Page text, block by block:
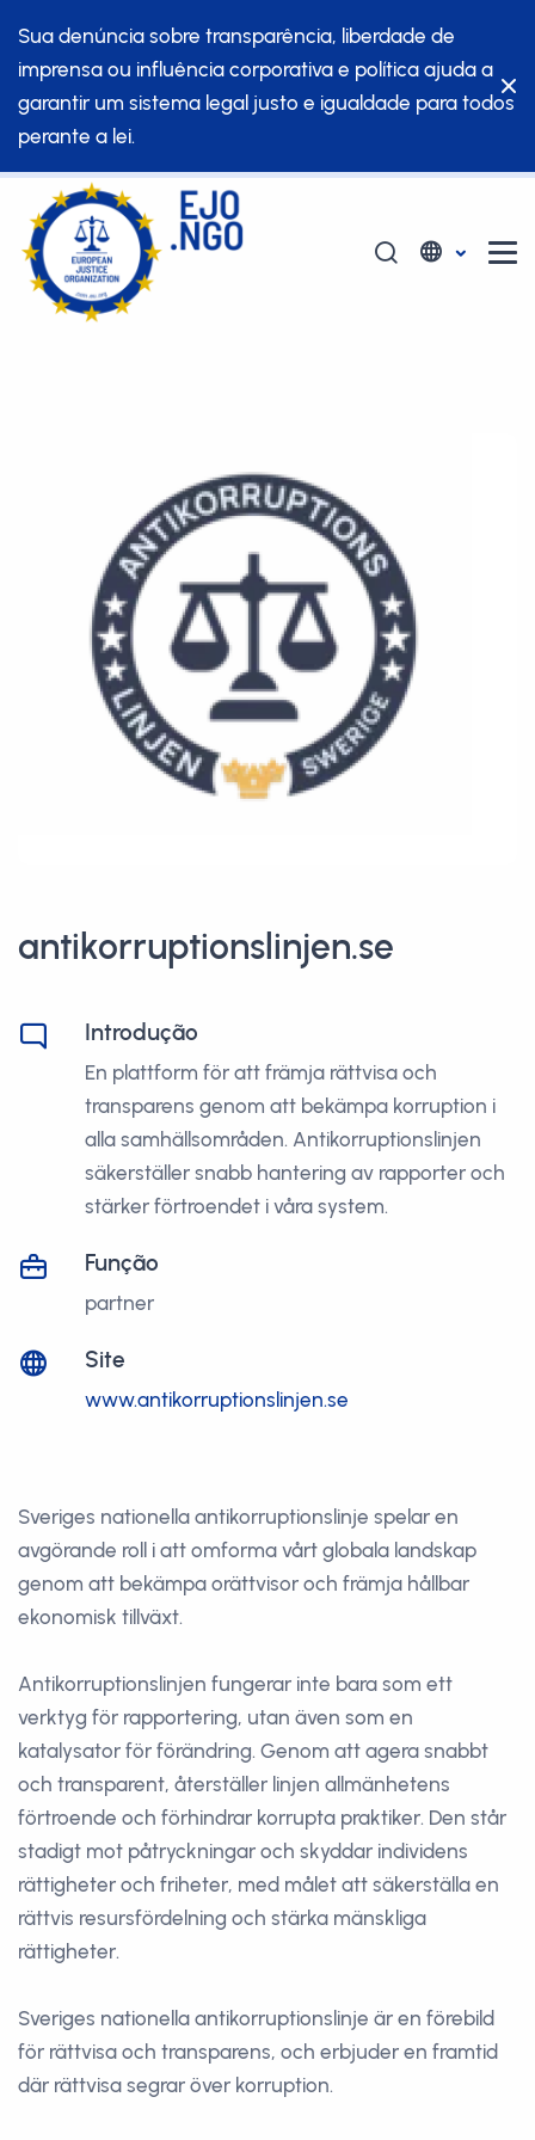
Sua denúncia sobre transparência, liberdade de
imprensa ou influência corporativa e política ajuda a
garantir um sistema legal justo e igualdade para todos
perante a lei.
antikorruptionslinjen.se
Introdução
En plattform för att främja rättvisa och
transparens genom att bekämpa korruption i
alla samhällsområden. Antikorruptionslinjen
säkerställer snabb hantering av rapporter och
stärker förtroendet i våra system.
Função
partner
Site
www.antikorruptionslinjen.se
Sveriges nationella antikorruptionslinje spelar en
avgörande roll i att omforma vårt globala landskap
genom att bekämpa orättvisor och främja hållbar
ekonomisk tillväxt.
Antikorruptionslinjen fungerar inte bara som ett
verktyg för rapportering, utan även som en
katalysator för förändring. Genom att agera snabbt
och transparent, återställer linjen allmänhetens
förtroende och förhindrar korrupta praktiker. Den står
stadigt mot påtryckningar och skyddar individens
rättigheter och friheter, med målet att säkerställa en
rättvis resursfördelning och stärka mänskliga
rättigheter.
Sveriges nationella antikorruptionslinje är en förebild
för rättvisa och transparens, och erbjuder en framtid
där rättvisa segrar över korruption.